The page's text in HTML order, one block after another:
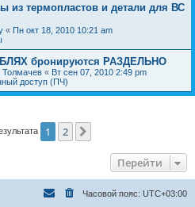
из термопластов и детали для ВС
« Пн окт 18, 2010 10:21 am
бронируются РАЗДЕЛЬНО
Толмачев « Вт сен 07, 2010 2:49 pm
доступ (ПЧ)
1 2
Перейти
Часовой пояс: UTC+03:00